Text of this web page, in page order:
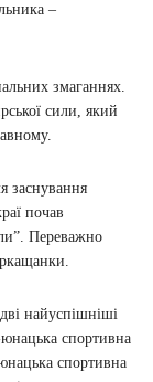
–
змаганнях.
сили, який
заснування
почав
Переважно
найуспішніші
спортивна
спортивна